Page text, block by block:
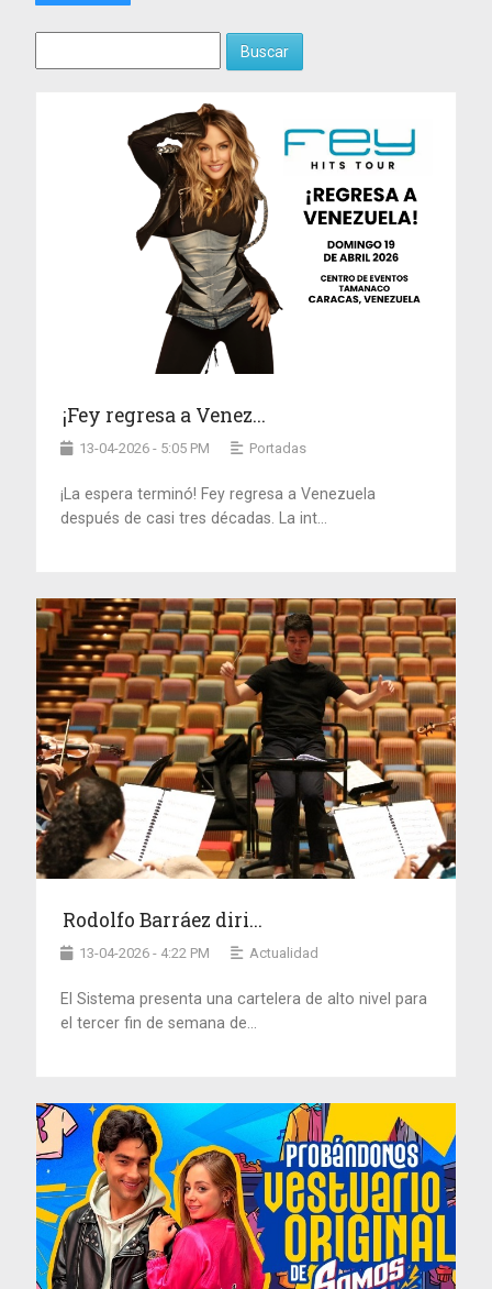
Buscar
¡Fey regresa a Venez...
13-04-2026 - 5:05 PM Portadas
¡La espera terminó! Fey regresa a Venezuela
después de casi tres décadas. La int...
Rodolfo Barráez diri...
13-04-2026 - 4:22 PM Actualidad
El Sistema presenta una cartelera de alto nivel para
el tercer fin de semana de...